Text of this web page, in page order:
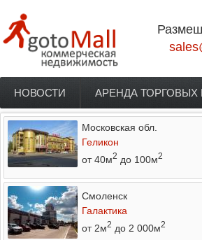
Главное меню
НОВОСТИ АРЕНДА
Московская обл.
Геликон
от 40м2 до 100м2
Смоленск
Галактика
от 2м2 до 2 000м2